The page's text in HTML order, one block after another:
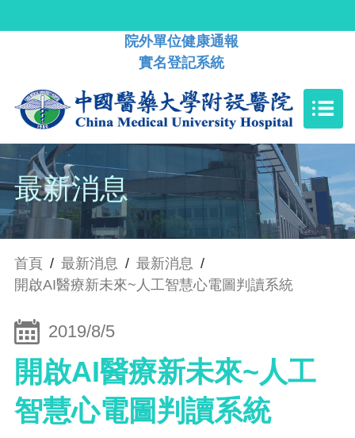
院外單位健康通報
實名登記系統
最新消息
首頁 / 最新消息 / 最新消息 /
開啟AI醫療新未來~人工智慧心電圖判讀系統
2019/8/5
開啟AI醫療新未來~人工
智慧心電圖判讀系統